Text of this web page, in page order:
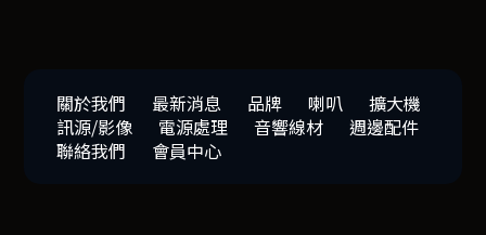
關於我們 最新消息 品牌 喇叭
擴大機
訊源/影像
電源處理 音響線材
週邊配件
聯絡我們
會員中心